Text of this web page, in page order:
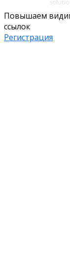
Повышаем
ссылок
Регистрация